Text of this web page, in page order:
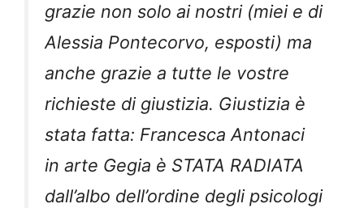
grazie non solo ai nostri (miei e di
Alessia Pontecorvo, esposti) ma
anche grazie a tutte le vostre
richieste di giustizia. Giustizia è
stata fatta: Francesca Antonaci
in arte Gegia è STATA RADIATA
dall’albo dell’ordine degli psicologi